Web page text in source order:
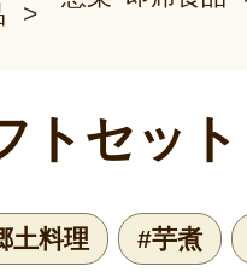
>
トセット
土料理 #芋煮